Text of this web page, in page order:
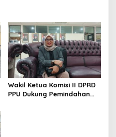
Wakil Ketua Komisi II DPRD
PPU Dukung Pemindahan